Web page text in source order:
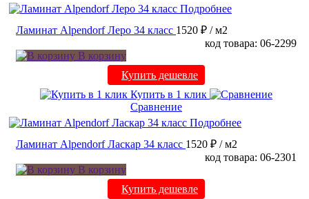
Подробнее
Ламинат Alpendorf Леро 34 класс 1520 ₽ / м2
код товара: 06-2299
В корзину
Купить дешевле
Купить в 1 клик
Сравнение
Подробнее
Ламинат Alpendorf Ласкар 34 класс 1520 ₽ / м2
код товара: 06-2301
В корзину
Купить дешевле